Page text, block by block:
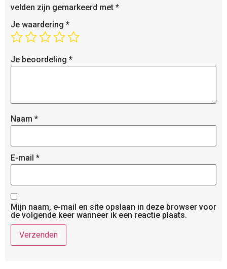
velden zijn gemarkeerd met *
Je waardering *
Je beoordeling *
Naam *
E-mail *
Mijn naam, e-mail en site opslaan in deze browser voor
de volgende keer wanneer ik een reactie plaats.